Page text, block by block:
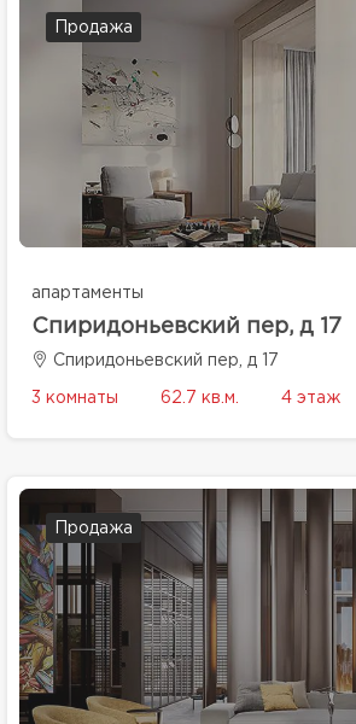
Продажа
апартаменты
Спиридоньевский пер, д 17
Спиридоньевский пер, д 17
3 комнаты 62.7 кв.м. 4 этаж
Продажа